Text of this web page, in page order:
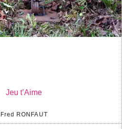
Jeu t’Aime
Fred RONFAUT